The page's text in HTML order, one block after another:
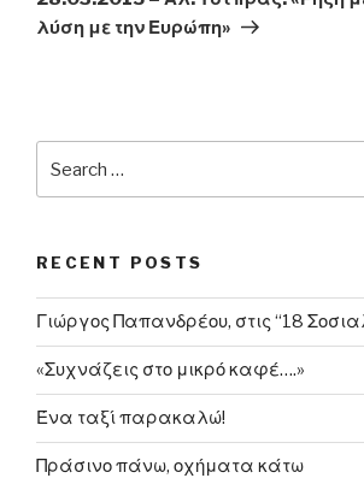
λύση με την Ευρώπη»
for:
RECENT POSTS
Γιώργος Παπανδρέου, στις “18
«Συχνάζεις στο μικρό καφέ….»
Ένα ταξί παρακαλώ!
Πράσινο πάνω, οχήματα κάτω